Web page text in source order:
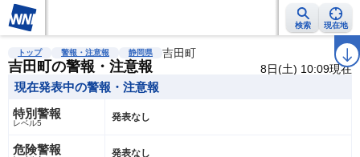
検索 現在地
雨雲レーダー 台風情報 地震情報 ラ
トップ 警報・注意報 静岡県 吉田町
吉田町の警報・注意報 8日(土) 10:09現在
現在発表中の警報・注意報
特別警報
レベル5 発表なし
危険警報 発表なし